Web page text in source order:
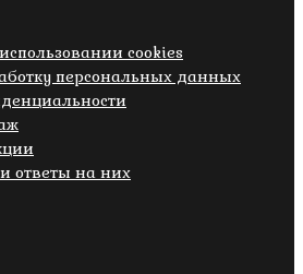
cookies
персональных данных
ответы на них